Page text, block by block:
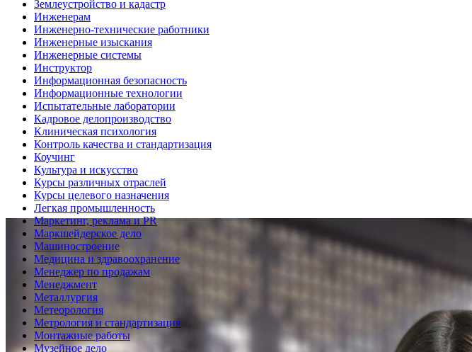
Землеустройство и кадастр
Инженерам
Инженерно-технические работники
Инженерные изыскания
Инженерные системы
Инструктор
Информационная безопасность
Информационные технологии
Испытательные лаборатории
Кадровое делопроизводство
Клиническая психология
Контроль качества и стандартизация
Коучинг
Культура и искусство
Курсы различных отраслей
Курсы целевого назначения
Легкая промышленность
Маркетинг, реклама и PR
Маркшейдерское дело
Машиностроение
Медицина и здравоохранение
Менеджер по продажам
Менеджмент
Металлургия
Метеорология
Метрология и стандартизация
Монтажные работы
Музейное дело